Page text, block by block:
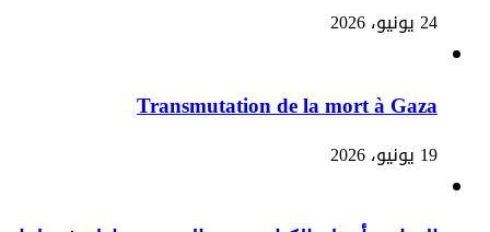
24 يونيو، 2026
Transmutation de la mort à Gaza
19 يونيو، 2026